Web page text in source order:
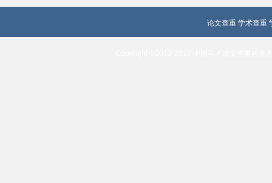
论文查重 学术查重